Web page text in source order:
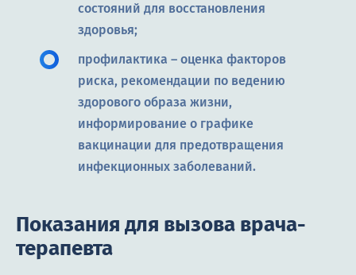
состояний для восстановления
здоровья;
профилактика – оценка факторов
риска, рекомендации по ведению
здорового образа жизни,
информирование о графике
вакцинации для предотвращения
инфекционных заболеваний.
Показания для вызова врача-
терапевта